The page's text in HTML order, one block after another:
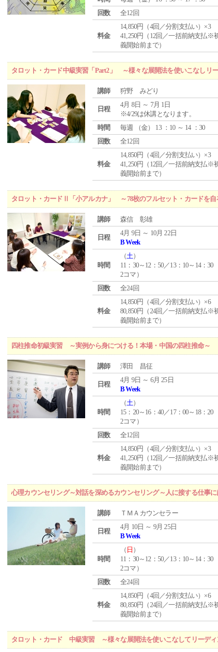
回数
全12回
料金
14,850円（4回／分割支払い）×3
41,250円（12回／一括前納支払※
義開始前まで）
タロット・カード中級実習「Part2」 ～様々な展開法を使いこなしリ
講師 狩野 みどり
日程
4月 8日 ～ 7月 1日
※4/29は休講となります。
時間
毎週 （金） 13 ：10 ～ 14 ：30
回数
全12回
料金
14,850円（4回／分割支払い）×3
41,250円（12回／一括前納支払※
義開始前まで）
タロット・カードⅡ「小アルカナ」 ～78枚のフルセット・カードを自
講師 森信 彰雄
日程
4月 9日 ～ 10月 22日
B Week
時間
（土）
11：30～12：50／13：10～14：30
2コマ）
回数
全24回
料金
14,850円（4回／分割支払い）×6
80,850円（24回／一括前納支払※
義開始前まで）
四柱推命初級実習 ～実例から身につける！本場・中国の四柱推命～
講師 澤田 昌征
日程
4月 9日 ～ 6月 25日
B Week
時間
（土）
15：20～16：40／17：00～18：20
2コマ）
回数
全12回
料金
14,850円（4回／分割支払い）×3
41,250円（12回／一括前納支払※
義開始前まで）
心理カウンセリング～対話を深めるカウンセリング～人に接する仕事
講師 ＴＭＡカウンセラー
日程
4月 10日 ～ 9月 25日
B Week
時間
（ 日 ）
11：30～12：50／13：10～14：30
2コマ）
回数
全24回
料金
14,850円（4回／分割支払い）×6
80,850円（24回／一括前納支払※
義開始前まで）
タロット・カード 中級実習 ～様々な展開法を使いこなしてリーディ